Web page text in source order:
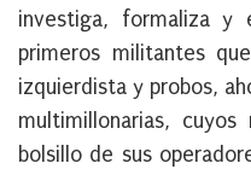
investiga, formaliza y
primeros militantes
izquierdista y probos,
multimillonarias,
bolsillo de sus